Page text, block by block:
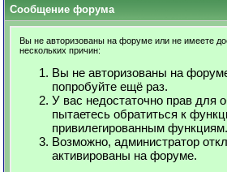
Сообщение форума
Вы не авторизованы на форуме или не имеете
нескольких причин:
Вы не авторизованы на
попробуйте ещё раз.
У вас недостаточно прав для
пытаетесь обратиться к
привилегированным функциям.
Возможно, администратор
активированы на форуме.